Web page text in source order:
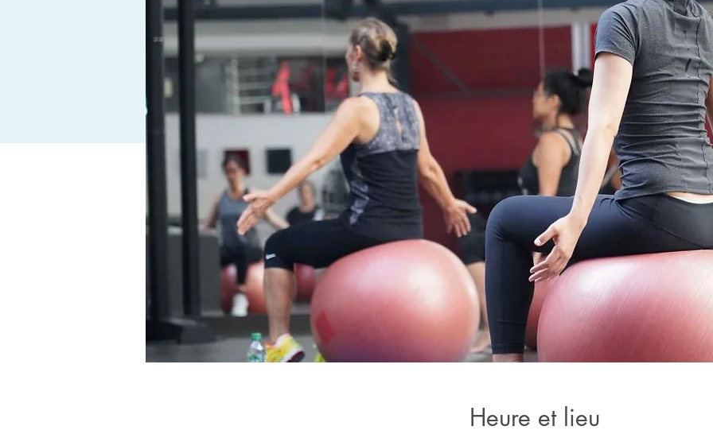
Heure et lieu